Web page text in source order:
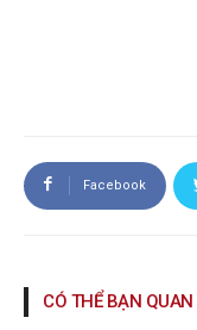
Facebook
CÓ THỂ BẠN